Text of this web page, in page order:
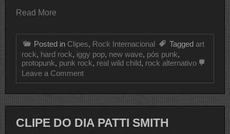
Read More
Posted in Clipes, Rock Internacional Tagged art
rock, hard rock, iggy pop, new wave, pós punk,
protopunk, punk rock, real wild child, rock alternativo
Leave a Commenton
CLIPE
IGGY
CLIPE DO DIA PATTI SMITH